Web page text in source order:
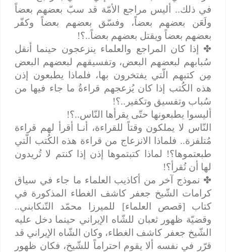
في ذلك.. أليس مراجع الأمّة قد سبّ بعضهم بعضاً
ولَعَن بعضهم بعضاً، وفسّق بعضهم بعضاً وكفّر
بعضهم بعضاً ويقتل بعضهم بعضاً..؟!
✤إذا كان المراجع والعلماء ينزعجون حينما أنقل
سُبابهم لبعضهم البعض، وتفسيقهم لبعضهم البعض
مِن كتبهم الّتي يفتخرون بها، فلماذا يطبعون إذن
هذه الكُتب إذا كان يُزعجهم قراءةُ ما جاء فيها من
سُباب وتفسيق وتكفير..؟!
أليسوا يطبعونها حتّى يقرأها النّاس..؟!
النّاس لا يملكون وقتاً للقراءة، أنـا أقرأ لهم قراءة
مُتلفزة.. فلماذا الانزعاج من قراءة هذه الكُتب الّتي
طبعتموها؟! لماذا كتبتموها إذن إذا كنتم لا تُريدون
لها أن تُقرأ؟!
✤نموذج آخر من أكاذيب العلماء ما جاء في سياق
كرامات الشّيخ جعفر كاشف الغطاء المذكورة في
كتاب [قصص العلماء] للميرزا محمّد التّنكابني..
وقضيّة ظهور ثعبان للشّاه الإيراني حينما دخل عليه
الشّيخ جعفر كاشف الغطاء، وكان الشّاه الإيراني قد
قرّر في نفسه ألا يقوم احتراماً للشّيخ، فكان ظهور